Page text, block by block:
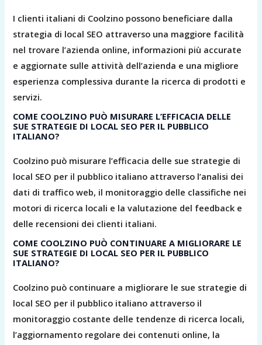
I clienti italiani di Coolzino possono beneficiare dalla
strategia di local SEO attraverso una maggiore facilità
nel trovare l’azienda online, informazioni più accurate
e aggiornate sulle attività dell’azienda e una migliore
esperienza complessiva durante la ricerca di prodotti e
servizi.
COME COOLZINO PUÒ MISURARE L’EFFICACIA DELLE
SUE STRATEGIE DI LOCAL SEO PER IL PUBBLICO
ITALIANO?
Coolzino può misurare l’efficacia delle sue strategie di
local SEO per il pubblico italiano attraverso l’analisi dei
dati di traffico web, il monitoraggio delle classifiche nei
motori di ricerca locali e la valutazione del feedback e
delle recensioni dei clienti italiani.
COME COOLZINO PUÒ CONTINUARE A MIGLIORARE LE
SUE STRATEGIE DI LOCAL SEO PER IL PUBBLICO
ITALIANO?
Coolzino può continuare a migliorare le sue strategie di
local SEO per il pubblico italiano attraverso il
monitoraggio costante delle tendenze di ricerca locali,
l’aggiornamento regolare dei contenuti online, la